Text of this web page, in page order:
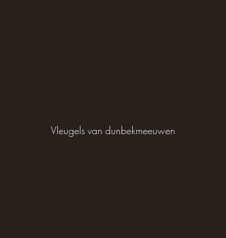
Vleugels van dunbekmeeuwen